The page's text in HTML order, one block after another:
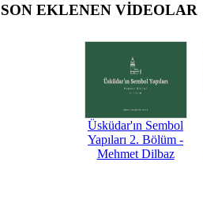
SON EKLENEN VİDEOLAR
Üsküdar'ın Sembol
Yapıları 2. Bölüm -
Mehmet Dilbaz